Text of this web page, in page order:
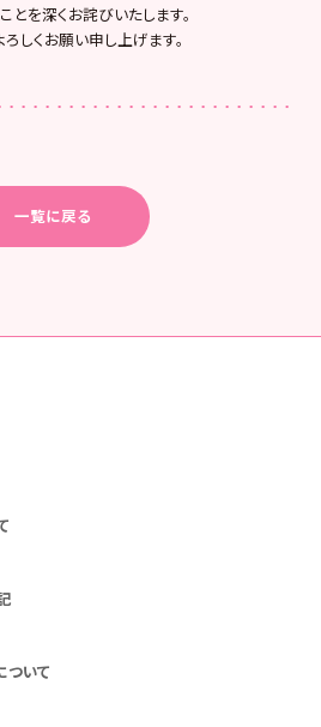
を深くお詫びいたします。
しくお願い申し上げます。
一覧に戻る
ついて